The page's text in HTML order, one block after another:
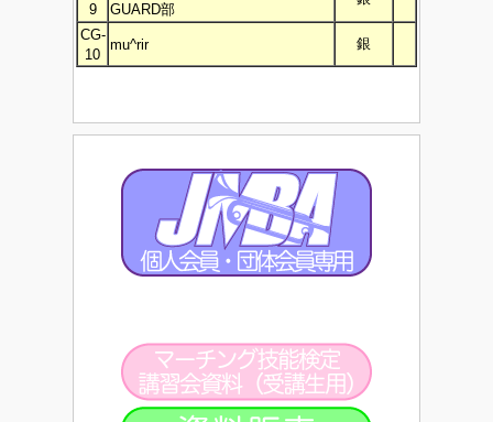
9
GUARD部
CG-
10
mu^rir 銀